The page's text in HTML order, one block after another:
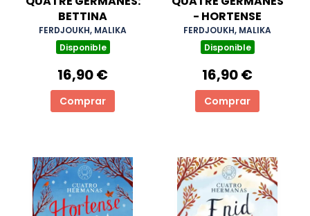
BETTINA
FERDJOUKH, MALIKA
Disponible
16,90 €
Comprar
- HORTENSE
FERDJOUKH, MALIKA
Disponible
16,90 €
Comprar